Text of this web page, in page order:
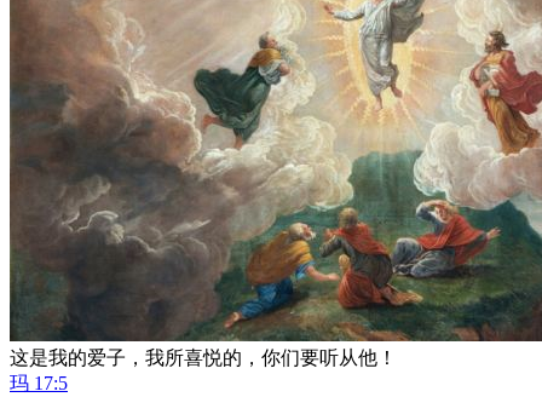
这是我的爱子，我所喜悦的，你们要听从他！
玛 17:5